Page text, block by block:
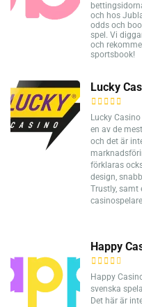
och hos
odds och
spel. Vi
och
sportsbook!
Lucky
Lucky
en av de
och det är
förklaras
design,
Trustly,
Happy
Happy
svenska
Det här är